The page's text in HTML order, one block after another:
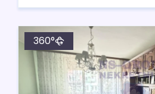
360°